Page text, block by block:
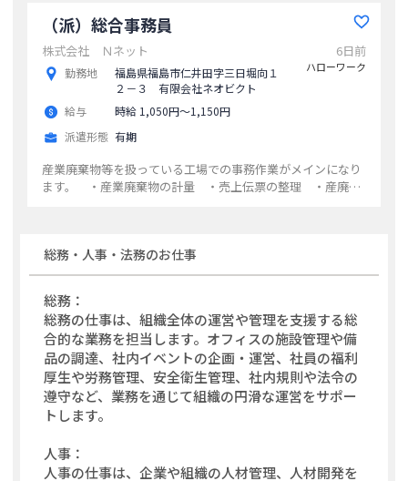
（派）総合事務員
株式会社 Ｎネット
勤務地
福島県福島市仁井田字三日堀向１
２－３ 有限会社ネオビクト
給与
時給 1,050円〜1,150円
派遣形態 有期
6日前
ハローワーク
産業廃棄物等を扱っている工場での事務作業がメインになり
ます。 ・産業廃棄物の計量 ・売上伝票の整理 ・産廃等
す。 変更範囲：変更なし...
総務・人事・法務のお仕事
総務：
総務の仕事は、組織全体の運営や管理を支援する総
合的な業務を担当します。オフィスの施設管理や備
品の調達、社内イベントの企画・運営、社員の福利
厚生や労務管理、安全衛生管理、社内規則や法令の
遵守など、業務を通じて組織の円滑な運営をサポー
トします。
人事：
人事の仕事は、企業や組織の人材管理、人材開発を